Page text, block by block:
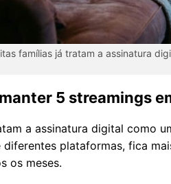
famílias já tratam a assinatura
5 streamings
a assinatura digital como
plataformas, fica
os meses.